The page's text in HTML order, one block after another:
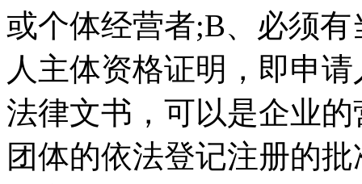
或个体经营者;B、必须
人主体资格证明，即申
法律文书，可以是企业
团体的依法登记注册的